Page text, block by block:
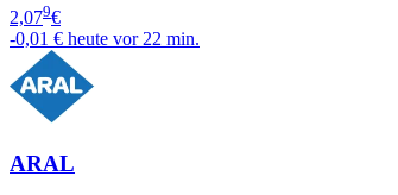
2,079€
-0,01 € heute vor 22 min.
ARAL